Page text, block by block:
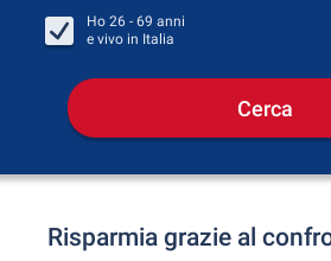
Ho 26 - 69 anni
e vivo in Italia
Cerca
Risparmia grazie al